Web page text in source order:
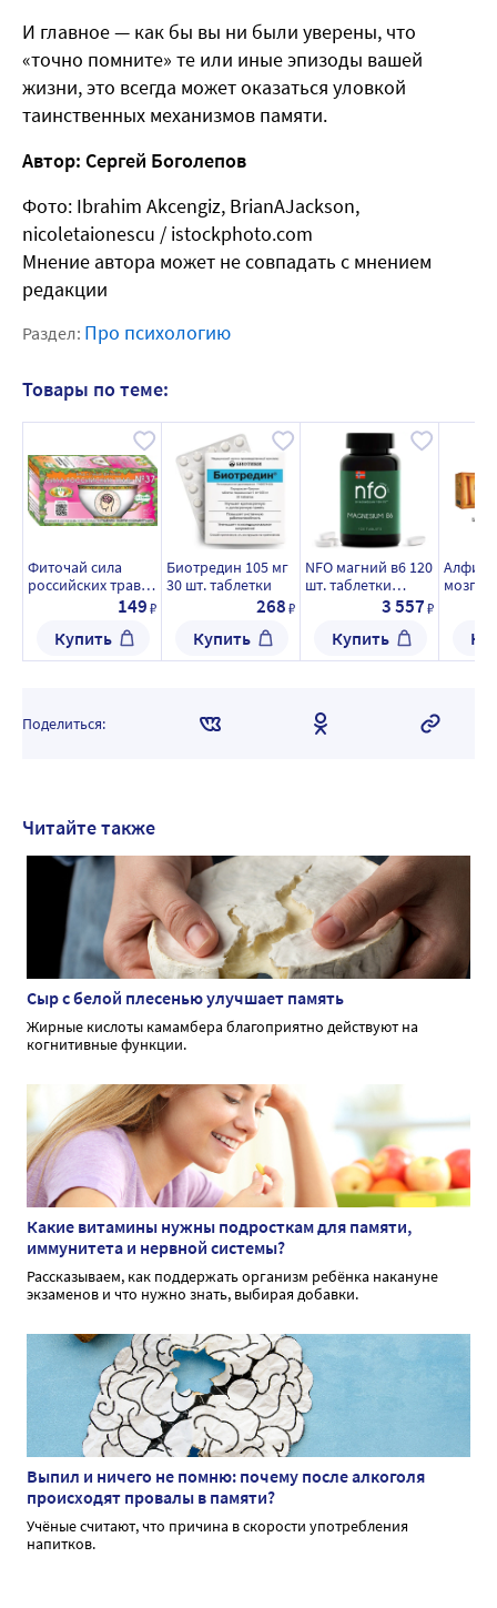
И главное — как бы вы ни были уверены, что
«точно помните» те или иные эпизоды вашей
жизни, это всегда может оказаться уловкой
таинственных механизмов памяти.
Автор: Сергей Боголепов
Фото: Ibrahim Akcengiz, BrianAJackson,
nicoletaionescu / istockphoto.com
Мнение автора может не совпадать с мнением
редакции
Раздел: Про психологию
Товары по теме:
Фиточай сила
российских трав
№ 37 1,5 гр 20 шт.
149₽
Купить
Биотредин 105 мг
30 шт. таблетки
268₽
Купить
NFO магний в6 120
шт. таблетки
массой 1000 мг
3 557₽
Купить
Алфит-
Поделиться:
Читайте также
Сыр с белой плесенью улучшает память
Жирные кислоты камамбера благоприятно действуют на
когнитивные функции.
Какие витамины нужны подросткам для памяти,
иммунитета и нервной системы?
Рассказываем, как поддержать организм ребёнка накануне
экзаменов и что нужно знать, выбирая добавки.
Выпил и ничего не помню: почему после алкоголя
происходят провалы в памяти?
Учёные считают, что причина в скорости употребления
напитков.